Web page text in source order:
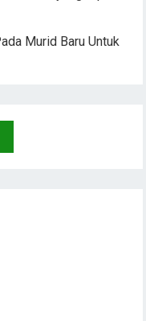
Murid Baru Untuk